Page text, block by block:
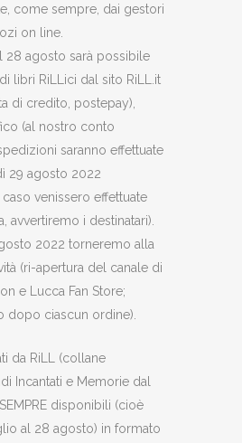
come sempre, dai gestori
on line.
28 agosto sarà possibile
libri RiLLici dal sito RiLL.it
di credito, postepay),
(al nostro conto
saranno effettuate
29 agosto 2022
venissero effettuate
avvertiremo i destinatari).
2022 torneremo alla
(ri-apertura del canale di
e Lucca Fan Store;
dopo ciascun ordine).
da RiLL (collane
Incantati e Memorie dal
disponibili (cioè
al 28 agosto) in formato